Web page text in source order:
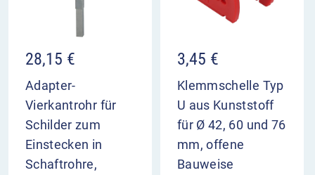
28,15 €
Adapter-
Vierkantrohr für
Schilder zum
Einstecken in
Schaftrohre,
3,45 €
Klemmschelle Typ
U aus Kunststoff
für Ø 42, 60 und 76
mm, offene
Bauweise